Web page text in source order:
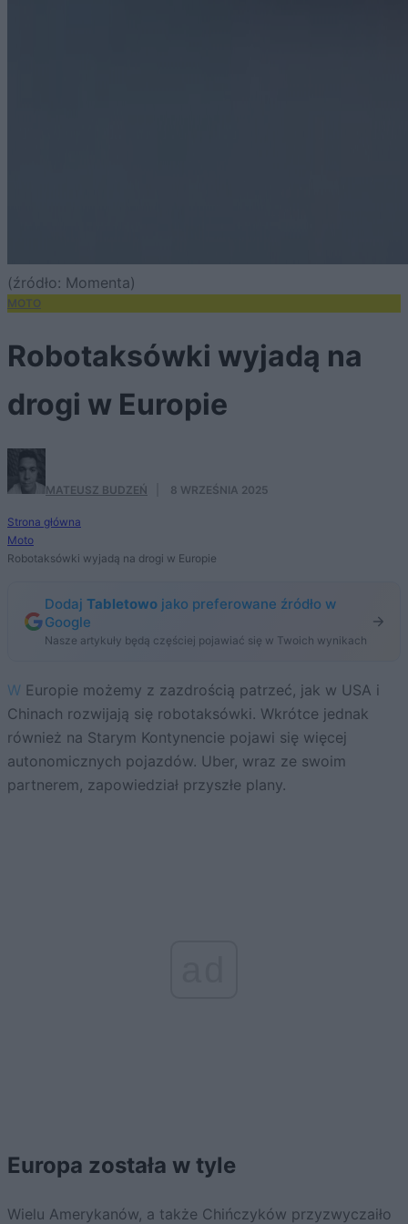
(źródło: Momenta)
MOTO
Robotaksówki wyjadą na
drogi w Europie
MATEUSZ BUDZEŃ 8 WRZEŚNIA 2025
Strona główna
Moto
Robotaksówki wyjadą na drogi w Europie
Dodaj Tabletowo jako preferowane źródło w
Google
Nasze artykuły będą częściej pojawiać się w Twoich wynikach
W Europie możemy z zazdrością patrzeć, jak w USA i
Chinach rozwijają się robotaksówki. Wkrótce jednak
również na Starym Kontynencie pojawi się więcej
autonomicznych pojazdów. Uber, wraz ze swoim
partnerem, zapowiedział przyszłe plany.
Europa została w tyle
Wielu Amerykanów, a także Chińczyków przyzwyczaiło